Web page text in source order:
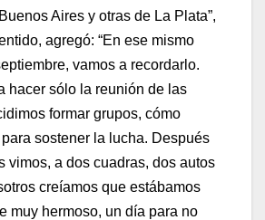
Aires y otras de La Plata”,
agregó: “En ese mismo
vamos a recordarlo.
hacer sólo la reunión de las
formar grupos, cómo
sostener la lucha. Después
vimos, a dos cuadras, dos autos
creíamos que estábamos
muy hermoso, un día para no